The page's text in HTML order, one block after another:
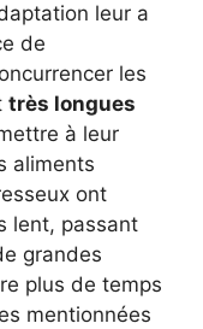
leur a
de
les
très longues
à leur
aliments
ont
lent, passant
grandes
plus de temps
mentionnées